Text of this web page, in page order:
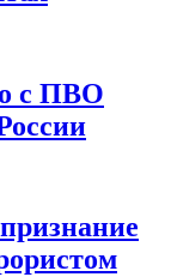
с ПВО